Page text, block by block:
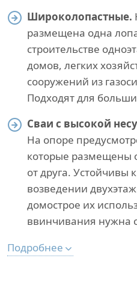
Широколопастные.
размещена одна
строительстве
домов, легких
сооружений из
Подходят для
Сваи с высокой
На опоре
которые размещены
от друга. Устойчивы
возведении
домострое их
ввинчивания нужна
Подробнее